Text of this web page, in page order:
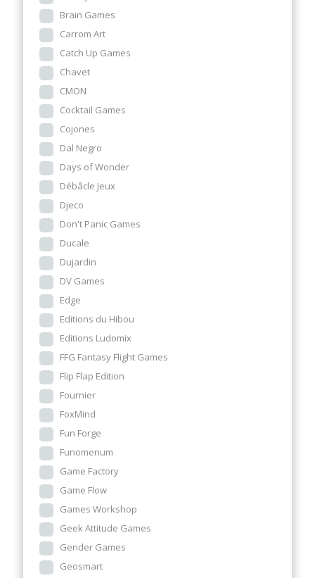
Brain Games
Carrom Art
Catch Up Games
Chavet
CMON
Cocktail Games
Cojones
Dal Negro
Days of Wonder
Débâcle Jeux
Djeco
Don't Panic Games
Ducale
Dujardin
DV Games
Edge
Editions du Hibou
Editions Ludomix
FFG Fantasy Flight Games
Flip Flap Edition
Fournier
FoxMind
Fun Forge
Funomenum
Game Factory
Game Flow
Games Workshop
Geek Attitude Games
Gender Games
Geosmart